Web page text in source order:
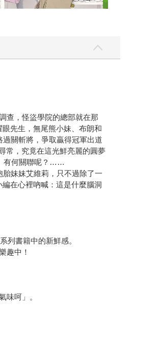
查，怪盜學院的總部就在那
先生，無尾熊小妹、布朗和
關斬將，爭取贏得冠軍出道
常，究竟在這光鮮亮麗的圓夢
有何關聯呢？……
妹妹艾維莉，只不過除了一
在心裡吶喊：這是什麼腦洞
書籍中的新鮮感。
趣中！
呵」。